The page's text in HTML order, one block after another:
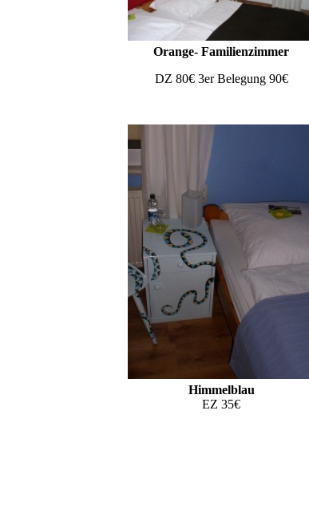
Orange- Familienzimmer
DZ 80€ 3er Belegung 90€
Himmelblau
EZ 35€